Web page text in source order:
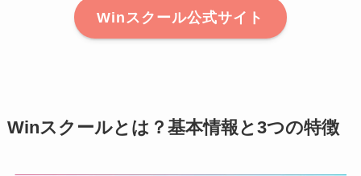
Winスクール公式サイト
Winスクールとは？基本情報と3つの特徴